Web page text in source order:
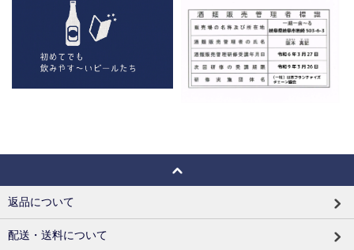
返品について
配送・送料について